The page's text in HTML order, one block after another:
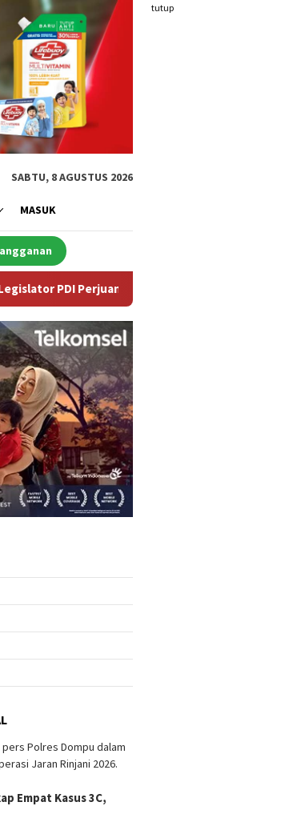
tutup
SABTU, 8 AGUSTUS 2026
MASUK
Desak Audit Investigatif
4,06
Lebih
tak Muncul dalam LHP BPK,
Legislator PDI Perjuangan
Empat Kasus 3C,